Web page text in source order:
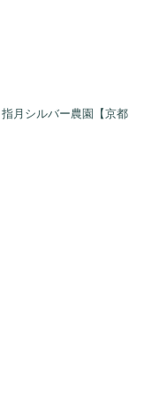
指月シルバー農園【京都